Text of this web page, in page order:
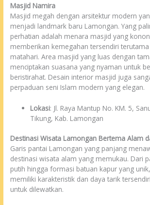
Masjid Namira
Masjid megah dengan arsitektur modern
menjadi landmark baru Lamongan. Yang
perhatian adalah menara masjid yang
memberikan kemegahan tersendiri
matahari. Area masjid yang luas dengan
menciptakan suasana yang nyaman untuk
beristirahat. Desain interior masjid juga
perpaduan seni Islam modern yang elegan.
Lokasi: Jl. Raya Mantup No. KM. 5,
Tikung, Kab. Lamongan
Destinasi Wisata Lamongan Bertema Alam
Garis pantai Lamongan yang panjang
destinasi wisata alam yang memukau. Dari
putih hingga formasi batuan kapur yang
memiliki karakteristik dan daya tarik
untuk dilewatkan.